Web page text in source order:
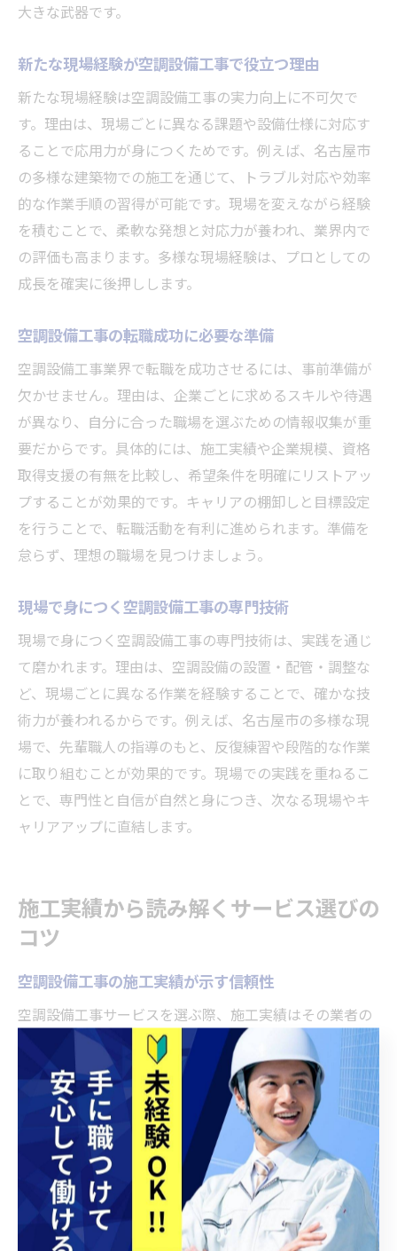
大きな武器です。
新たな現場経験が空調設備工事で役立つ理由
新たな現場経験は空調設備工事の実力向上に不可欠で
す。理由は、現場ごとに異なる課題や設備仕様に対応す
ることで応用力が身につくためです。例えば、名古屋市
の多様な建築物での施工を通じて、トラブル対応や効率
的な作業手順の習得が可能です。現場を変えながら経験
を積むことで、柔軟な発想と対応力が養われ、業界内で
の評価も高まります。多様な現場経験は、プロとしての
成長を確実に後押しします。
空調設備工事の転職成功に必要な準備
空調設備工事業界で転職を成功させるには、事前準備が
欠かせません。理由は、企業ごとに求めるスキルや待遇
が異なり、自分に合った職場を選ぶための情報収集が重
要だからです。具体的には、施工実績や企業規模、資格
取得支援の有無を比較し、希望条件を明確にリストアッ
プすることが効果的です。キャリアの棚卸しと目標設定
を行うことで、転職活動を有利に進められます。準備を
怠らず、理想の職場を見つけましょう。
現場で身につく空調設備工事の専門技術
現場で身につく空調設備工事の専門技術は、実践を通じ
て磨かれます。理由は、空調設備の設置・配管・調整な
ど、現場ごとに異なる作業を経験することで、確かな技
術力が養われるからです。例えば、名古屋市の多様な現
場で、先輩職人の指導のもと、反復練習や段階的な作業
に取り組むことが効果的です。現場での実践を重ねるこ
とで、専門性と自信が自然と身につき、次なる現場やキ
ャリアアップに直結します。
施工実績から読み解くサービス選びの
コツ
空調設備工事の施工実績が示す信頼性
空調設備工事サービスを選ぶ際、施工実績はその業者の
信頼性を測る重要な指標です。なぜなら、豊富な実績が
ある企業は多様な現場経験を積み、技術力や対応力が高
いと評価できるからです。例えば、名古屋市内のオフィ
スや工場、公共施設など幅広い現場での施工事例がある
企業は、環境やニーズに応じた最適な空調設備工事を実
現しやすい傾向があります。だからこそ、施工実績を事
前に確認することが、安心して依頼できる業者選びの第
一歩となります。